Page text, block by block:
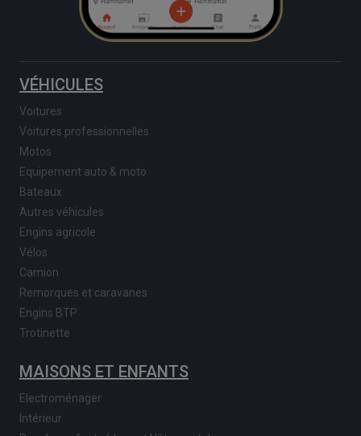
VÉHICULES
Voitures
Voitures professionnelles
Motos
Equipement auto & moto
Bateaux
Autres véhicules
Engins agricole
Vélos
Camion
Remorques et caravanes
Engins BTP
Trotinette
MAISONS ET ENFANTS
Electroménager
Intérieur